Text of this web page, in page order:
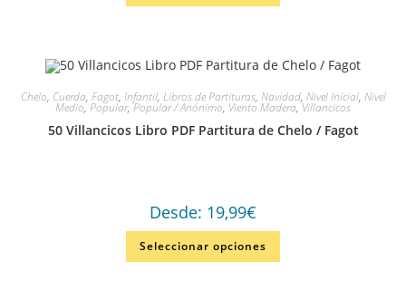
Chelo, Cuerda, Fagot, Infantil, Libros de Partituras, Navidad, Nivel Inicial, Nivel
Medio,Popular,Popular / Anónimo, Viento Madera,Villancicos
50 Villancicos Libro PDF Partitura de Chelo / Fagot
Desde: 19,99€
Seleccionar opciones